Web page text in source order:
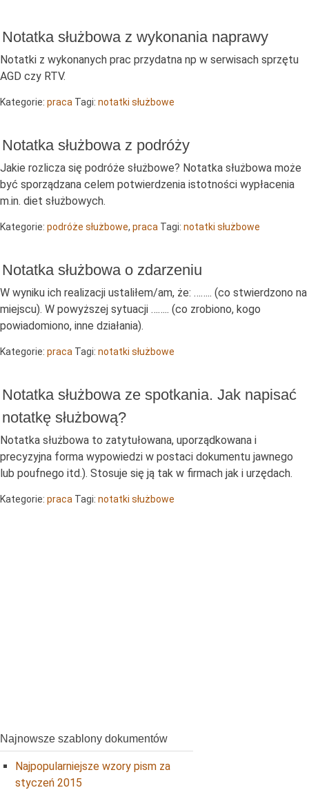
Notatka służbowa z wykonania naprawy
Notatki z wykonanych prac przydatna np w serwisach sprzętu
AGD czy RTV.
Kategorie: praca Tagi: notatki służbowe
Notatka służbowa z podróży
Jakie rozlicza się podróże służbowe? Notatka służbowa może
być sporządzana celem potwierdzenia istotności wypłacenia
m.in. diet służbowych.
Kategorie: podróże służbowe, praca Tagi: notatki służbowe
Notatka służbowa o zdarzeniu
W wyniku ich realizacji ustaliłem/am, że: …….. (co stwierdzono na
miejscu). W powyższej sytuacji …….. (co zrobiono, kogo
powiadomiono, inne działania).
Kategorie: praca Tagi: notatki służbowe
Notatka służbowa ze spotkania. Jak napisać
notatkę służbową?
Notatka służbowa to zatytułowana, uporządkowana i
precyzyjna forma wypowiedzi w postaci dokumentu jawnego
lub poufnego itd.). Stosuje się ją tak w firmach jak i urzędach.
Kategorie: praca Tagi: notatki służbowe
Najnowsze szablony dokumentów
Najpopularniejsze wzory pism za
styczeń 2015